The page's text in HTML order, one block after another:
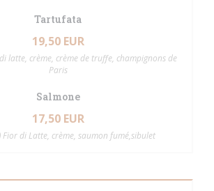
Tartufata
19,50 EUR
latte, crème, crème de truffe, champignons de
Paris
Salmone
17,50 EUR
Fior di Latte, crème, saumon fumé,sibulet